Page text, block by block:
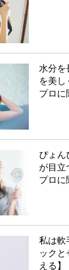
水分を
を美
プロに
ぴょん
が目立
プロに
私は軟
ックと
える】